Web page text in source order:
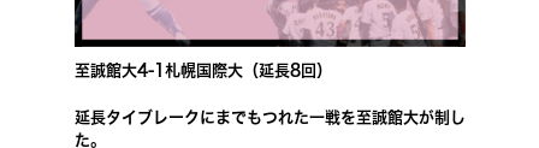
至誠館大4-1札幌国際大（延長8回）
延長タイブレークにまでもつれた一戦を至誠館大が制し
た。